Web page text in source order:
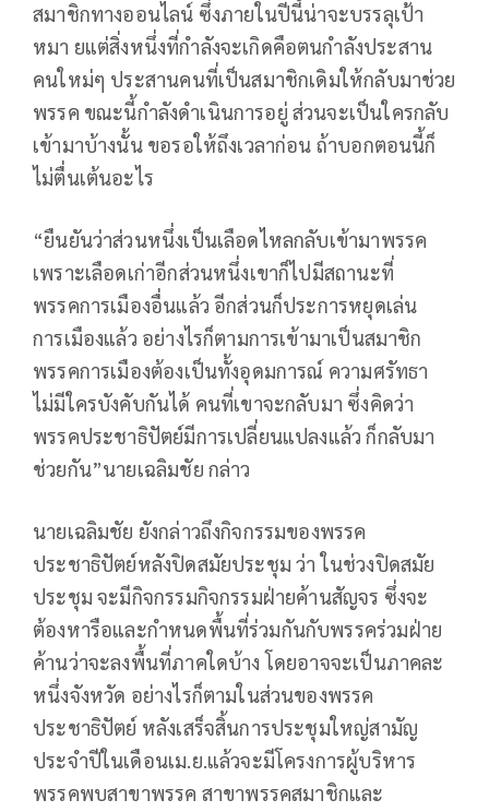
สมาชิกทางออนไลน์ ซึ่งภายในปีนี้น่าจะบรรลุเป้า
หมา ยแต่สิ่งหนึ่งที่กำลังจะเกิดคือตนกำลังประสาน
คนใหม่ๆ ประสานคนที่เป็นสมาชิกเดิมให้กลับมาช่วย
พรรค ขณะนี้กำลังดำเนินการอยู่ ส่วนจะเป็นใครกลับ
เข้ามาบ้างนั้น ขอรอให้ถึงเวลาก่อน ถ้าบอกตอนนี้ก็
ไม่ตื่นเต้นอะไร
“ยืนยันว่าส่วนหนึ่งเป็นเลือดไหลกลับเข้ามาพรรค
เพราะเลือดเก่าอีกส่วนหนึ่งเขาก็ไปมีสถานะที่
พรรคการเมืองอื่นแล้ว อีกส่วนก็ประการหยุดเล่น
การเมืองแล้ว อย่างไรก็ตามการเข้ามาเป็นสมาชิก
พรรคการเมืองต้องเป็นทั้งอุดมการณ์​ ความศรัทธา
ไม่มีใครบังคับกันได้ คนที่เขาจะกลับมา ซึ่งคิดว่า
พรรคประชาธิปัตย์มีการเปลี่ยนแปลงแล้ว ก็กลับมา
ช่วยกัน”นายเฉลิมชัย กล่าว
นายเฉลิมชัย ยังกล่าวถึงกิจกรรมของพรรค
ประชาธิปัตย์หลังปิดสมัยประชุม ว่า ในช่วงปิดสมัย
ประชุม จะมีกิจกรรมกิจกรรมฝ่ายค้านสัญจร ซึ่งจะ
ต้องหารือและกำหนดพื้นที่ร่วมกันกับพรรคร่วมฝ่าย
ค้านว่าจะลงพื้นที่ภาคใดบ้าง โดยอาจจะเป็นภาคละ
หนึ่งจังหวัด อย่างไรก็ตามในส่วนของพรรค
ประชาธิปัตย์ หลังเสร็จสิ้นการประชุมใหญ่สามัญ
ประจำปีในเดือนเม.ย.แล้วจะมีโครงการผู้บริหาร
พรรคพบสาขาพรรค สาขาพรรคสมาชิกและ